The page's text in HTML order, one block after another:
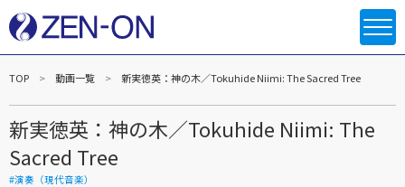
TOP 動画一覧 新実徳英：神の木／Tokuhide Niimi: The Sacred Tree
新実徳英：神の木／Tokuhide Niimi: The
Sacred Tree
#演奏（現代音楽）